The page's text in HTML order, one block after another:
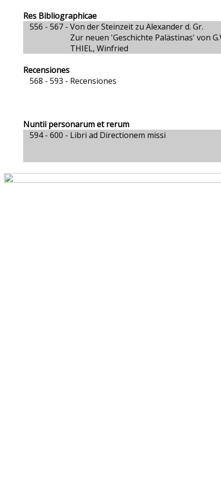
Res Bibliographicae
556 - 567 - Von der Steinzeit zu Alexander d. Gr.
Zur neuen 'Geschichte Palästinas' von
THIEL, Winfried
Recensiones
568 - 593 - Recensiones
Nuntii personarum et rerum
594 - 600 - Libri ad Directionem missi